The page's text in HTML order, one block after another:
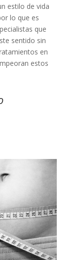
estilo de vida
lo que es
que
sentido sin
en
estos